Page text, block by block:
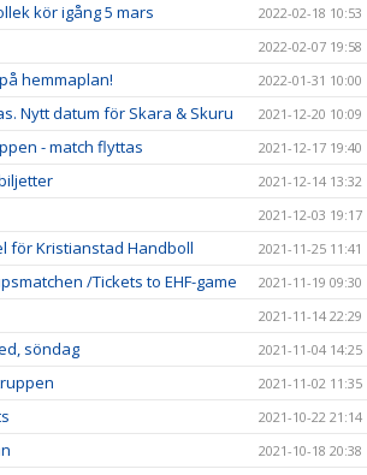
kör igång 5 mars 2022-02-18 10:53
2022-02-07 19:58
hemmaplan! 2022-01-31 10:00
Nytt datum för Skara & Skuru 2021-12-20 10:09
- match flyttas 2021-12-17 19:40
2021-12-14 13:32
2021-12-03 19:17
för Kristianstad Handboll 2021-11-25 11:41
/Tickets to EHF-game 2021-11-19 09:30
2021-11-14 22:29
söndag 2021-11-04 14:25
2021-11-02 11:35
2021-10-22 21:14
2021-10-18 20:38